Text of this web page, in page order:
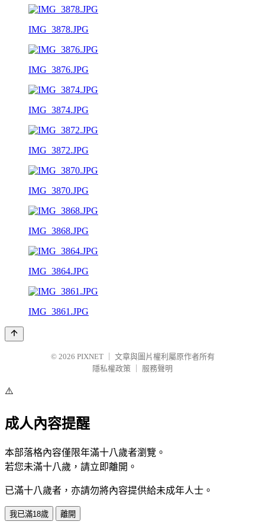
IMG_3878.JPG
IMG_3876.JPG
IMG_3874.JPG
IMG_3872.JPG
IMG_3870.JPG
IMG_3868.JPG
IMG_3864.JPG
IMG_3861.JPG
© 2026 PIXNET
文章與圖片權利屬原作者所有
隱私權政策
服務聲明
⚠️
成人內容提醒
本部落格內容僅限年滿十八歲者瀏覽。
若您未滿十八歲，請立即離開。
已滿十八歲者，亦請勿將內容提供給未成年人士。
我已滿18歲 離開